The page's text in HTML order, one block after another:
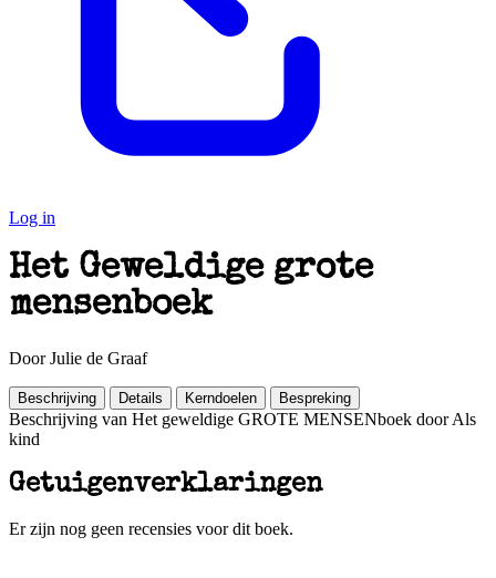
Log in
Het Geweldige grote
mensenboek
Door Julie de Graaf
Beschrijving Details Kerndoelen Bespreking
Beschrijving van Het geweldige GROTE MENSENboek door Als
kind
Getuigenverklaringen
Er zijn nog geen recensies voor dit boek.